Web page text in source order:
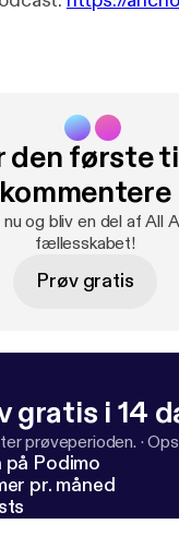
den første
kommentere
nu og bliv en del af All
fællesskabet!
Prøv gratis
gratis i 14
prøveperioden. ·
på Podimo
pr. måned